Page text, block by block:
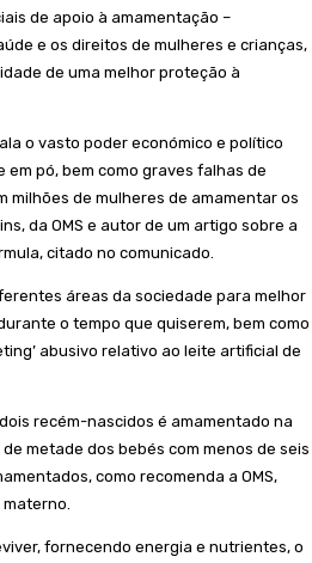
de apoio à amamentação –
e os direitos de mulheres e crianças,
de uma melhor proteção à
o vasto poder económico e político
pó, bem como graves falhas de
milhões de mulheres de amamentar os
da OMS e autor de um artigo sobre a
citado no comunicado.
áreas da sociedade para melhor
o tempo que quiserem, bem como
abusivo relativo ao leite artificial de
recém-nascidos é amamentado na
metade dos bebés com menos de seis
como recomenda a OMS,
fornecendo energia e nutrientes, o